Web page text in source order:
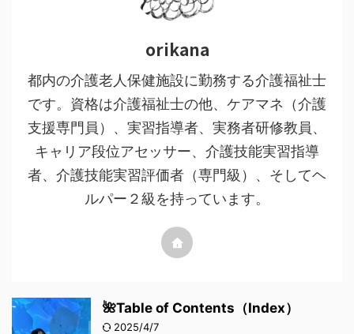
orikana
都内の介護老人保健施設に勤務する介護福祉士
です。資格は介護福祉士の他、ケアマネ（介護
支援専門員）、実習指導者、実務者研修教員、
キャリア段位アセッサー、介護技能実習指導
者、介護技能実習評価者（専門級）、そしてヘ
ルパー２級を持っています。
🌺Table of Contents（Index）
2025/4/7